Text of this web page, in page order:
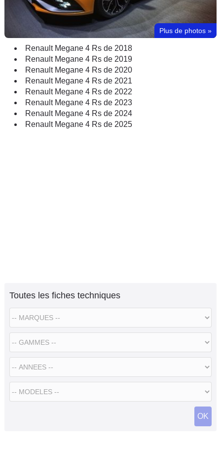
Plus de photos »
Renault Megane 4 Rs de 2018
Renault Megane 4 Rs de 2019
Renault Megane 4 Rs de 2020
Renault Megane 4 Rs de 2021
Renault Megane 4 Rs de 2022
Renault Megane 4 Rs de 2023
Renault Megane 4 Rs de 2024
Renault Megane 4 Rs de 2025
Toutes les fiches techniques